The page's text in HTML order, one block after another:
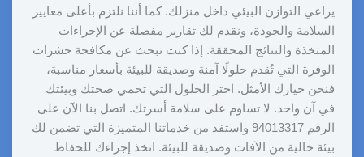
يراعي التوازن البيئي داخل منزلك. كما أننا نلتزم بأعلى معايير
السلامة والجودة، ونقدم لك تقارير مفصلة عن الإجراءات
المتخذة والنتائج المحققة. إذا كنت تبحث عن مكافحة حشرات
الوفرة التي تُقدم حلولًا آمنة وصديقة للبيئة بأسعار مناسبة،
فنحن خيارك الأمثل. اختر الحلول التي تحمي صحتك وبيئتك
في آن واحد. لا تساوم على سلامة أسرتك. اتصل بنا الآن على
الرقم 94013317 واستفد من خدماتنا المتميزة التي تضمن لك
بيئة خالية من الآفات وصديقة للبيئة. اتخذ إجراءك للحفاظ